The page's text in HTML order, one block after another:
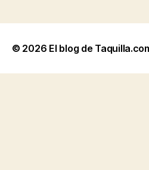
© 2026 El blog de